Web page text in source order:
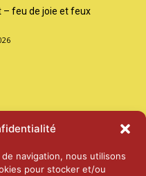
navigation, nous utilisons
pour stocker et/ou
– feu de joie et feux
et Abbaye de St-